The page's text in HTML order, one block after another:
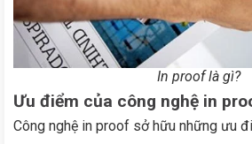
In proof là gì?
Ưu điểm của công nghệ in
Công nghệ in proof sở hữu những ưu